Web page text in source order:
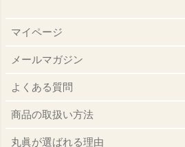
マイページ
メールマガジン
よくある質問
商品の取扱い方法
丸眞が選ばれる理由